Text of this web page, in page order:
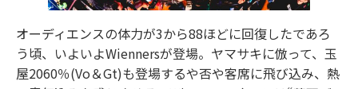
オーディエンスの体力が3から88ほどに回復したであろ
う頃、いよいよWiennersが登場。ヤマサキに倣って、玉
屋2060％(Vo＆Gt)も登場するや否や客席に飛び込み、熱